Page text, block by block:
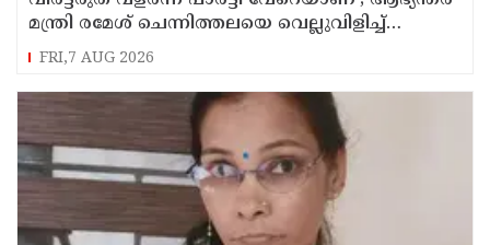
മന്ത്രി രമേശ് ചെന്നിത്തലയെ വെല്ലുവിളിച്ച്
അര്‍ജുന്‍ ആയങ്കി
FRI,7 AUG 2026